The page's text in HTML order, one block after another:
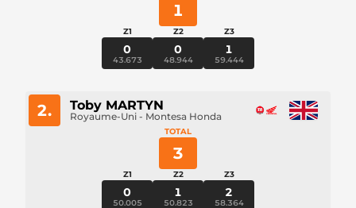
1
Z1
0
43.673
Z2
0
48.944
Z3
1
59.444
2. Toby MARTYN
Royaume-Uni - Montesa Honda
TOTAL
3
Z1
0
50.005
Z2
1
50.823
Z3
2
58.364